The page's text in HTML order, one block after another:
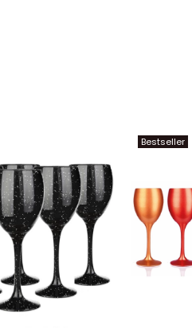
Bestseller